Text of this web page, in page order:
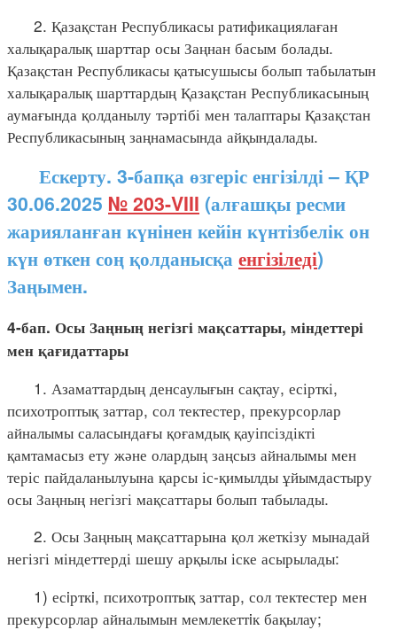
2. Қазақстан Республикасы ратификациялаған
халықаралық шарттар осы Заңнан басым болады.
Қазақстан Республикасы қатысушысы болып табылатын
халықаралық шарттардың Қазақстан Республикасының
аумағында қолданылу тәртібі мен талаптары Қазақстан
Республикасының заңнамасында айқындалады.
Ескерту. 3-бапқа өзгеріс енгізілді – ҚР
30.06.2025 № 203-VIII (алғашқы ресми
жарияланған күнінен кейін күнтізбелік он
күн өткен соң қолданысқа енгізіледі)
Заңымен.
4-бап. Осы Заңның негізгі мақсаттары, міндеттері
мен қағидаттары
1. Азаматтардың денсаулығын сақтау, есірткі,
психотроптық заттар, сол тектестер, прекурсорлар
айналымы саласындағы қоғамдық қауіпсіздікті
қамтамасыз ету және олардың заңсыз айналымы мен
теріс пайдаланылуына қарсы іс-қимылды ұйымдастыру
осы Заңның негізгі мақсаттары болып табылады.
2. Осы Заңның мақсаттарына қол жеткізу мынадай
негізгі міндеттерді шешу арқылы іске асырылады:
1) есiрткi, психотроптық заттар, сол тектестер мен
прекурсорлар айналымын мемлекеттiк бақылау;